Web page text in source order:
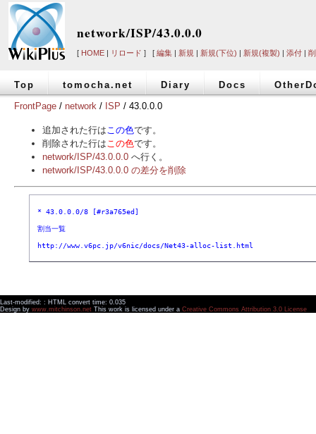
network/ISP/43.0.0.0
[ HOME | リロード ] [ 編集 | 新規 | 新規(下位) | 新規(複製) | 添付 |
Top tomocha.net Diary Docs
FrontPage / network / ISP / 43.0.0.0
追加された行は この色です。
削除された行は この色です。
network/ISP/43.0.0.0 へ行く。
network/ISP/43.0.0.0 の差分を削除
* 43.0.0.0/8 [#r3a765ed]
割当一覧
http://www.v6pc.jp/v6nic/docs/Net43-alloc-list.html
Last-modified: : HTML convert time: 0.035
Design by www.mitchinson.net This work is licensed under a Creative Commons Attribution 3.0 License